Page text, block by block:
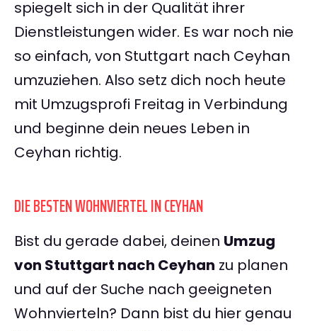
spiegelt sich in der Qualität ihrer
Dienstleistungen wider. Es war noch nie
so einfach, von Stuttgart nach Ceyhan
umzuziehen. Also setz dich noch heute
mit Umzugsprofi Freitag in Verbindung
und beginne dein neues Leben in
Ceyhan richtig.
DIE BESTEN WOHNVIERTEL IN CEYHAN
Bist du gerade dabei, deinen Umzug
von Stuttgart nach Ceyhan zu planen
und auf der Suche nach geeigneten
Wohnvierteln? Dann bist du hier genau